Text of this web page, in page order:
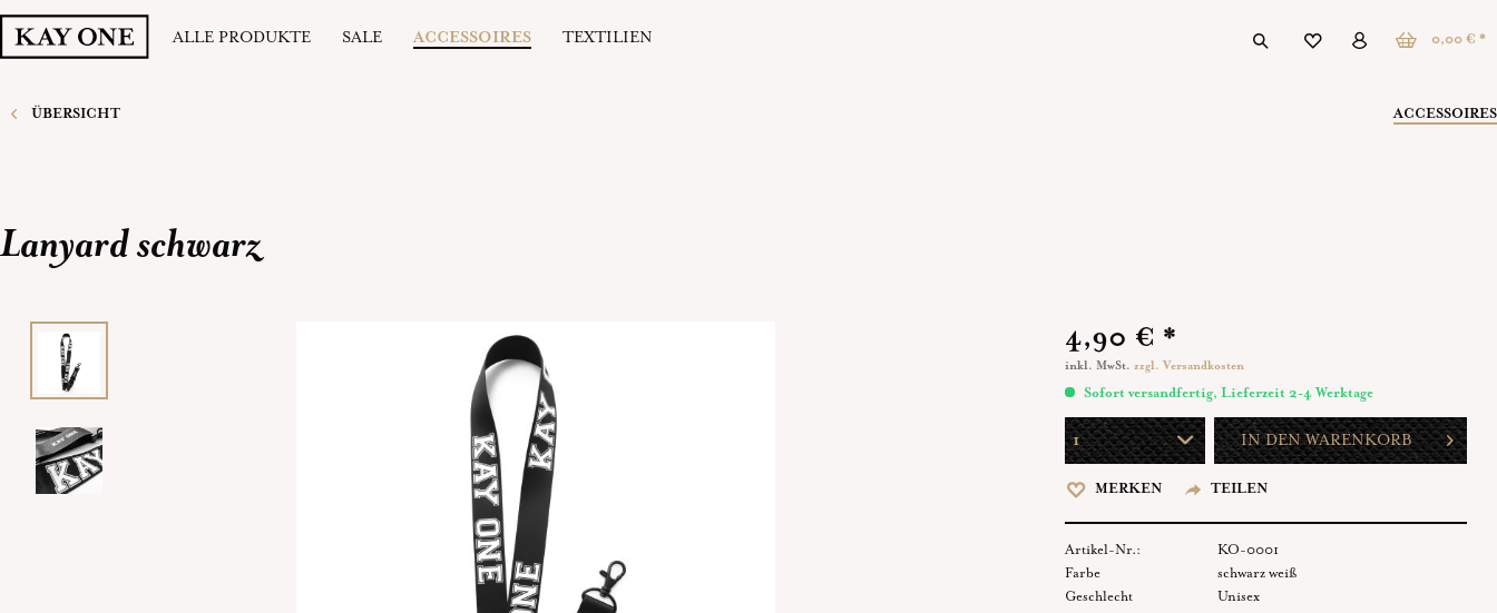
ALLE PRODUKTE SALE ACCESSOIRES TEXTILIEN 0,00 € *
ÜBERSICHT ACCESSOIRES
Lanyard schwarz
4,90 € *
inkl. MwSt. zzgl. Versandkosten
Sofort versandfertig, Lieferzeit 2-4 Werktage
IN DEN WARENKORB
MERKEN TEILEN
Artikel-Nr.:
KO-0001
Farbe
schwarz weiß
Geschlecht
Unisex